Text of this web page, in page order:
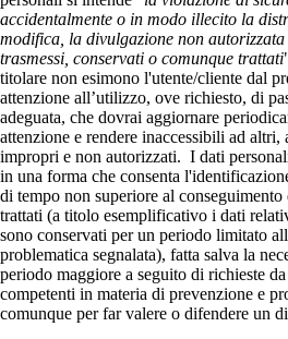
accidentalmente o in modo illecito la
modifica, la divulgazione non
trasmessi, conservati o comunque trattati
titolare non esimono l'utente/cliente dal
attenzione all’utilizzo, ove richiesto, di
adeguata, che dovrai aggiornare
attenzione e rendere inaccessibili ad
impropri e non autorizzati. I dati
in una forma che consenta
di tempo non superiore al
trattati (a titolo esemplificativo i dati
sono conservati per un periodo limitato
problematica segnalata), fatta salva la
periodo maggiore a seguito di richieste
competenti in materia di prevenzione e
comunque per far valere o difendere un